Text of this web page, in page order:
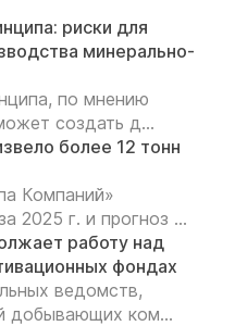
риски для
минерально-
по мнению
создать д...
более 12 тонн
Компаний»
2025 г. и прогноз ...
работу над
фондах
ведомств,
добывающих ком...